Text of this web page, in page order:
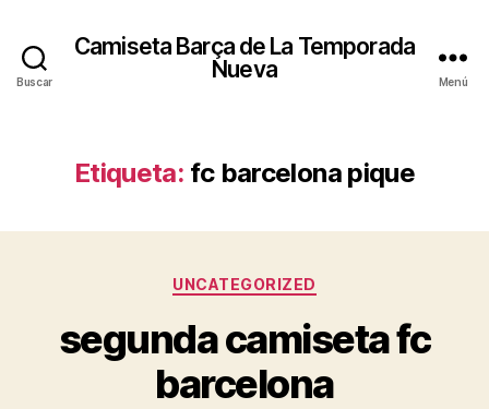
Buscar
Camiseta Barça de La Temporada
Nueva
Menú
Etiqueta: fc barcelona pique
Categorías
UNCATEGORIZED
segunda camiseta fc
barcelona